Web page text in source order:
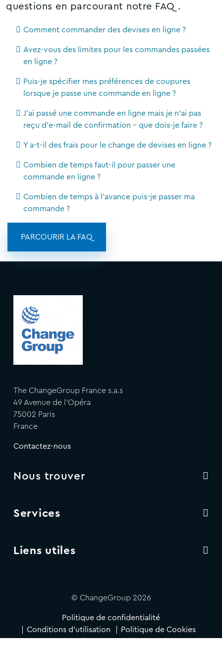
questions en parcourant notre FAQ.
Comment commander des devises en ligne ?
Avez-vous des limites pour les commandes passées
en ligne ?
Puis-je spécifier mes préférences de coupures
lorsque je passe une commande en ligne ?
J'ai passé une commande en ligne mais je n'ai pas
reçu d'e-mail de confirmation - que dois-je faire ?
Y a-t-il des frais pour le change de devises en ligne ?
Combien de temps faut-il pour passer une
commande en ligne ?
Combien de temps à l'avance puis-je passer ma
commande ?
PARCOURIR LA FAQ
The ChangeGroup France s.a.s
49 Avenue de l'Opéra
75002 Paris
France
Contactez-nous
Nous trouver
Services
Liens utiles
© ChangeGroup 2026
Politique de confidentialité
Conditions d'utilisation
Politique de Cookies